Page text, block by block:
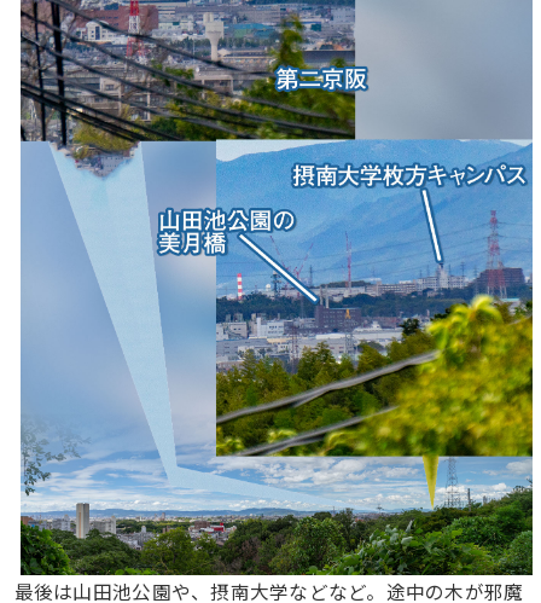
最後は山田池公園や、摂南大学などなど。途中の木が邪魔